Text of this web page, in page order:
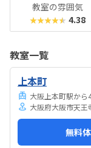
教室の雰囲気
★★★★★ 4.38
教室一覧
上本町
大阪上本町駅から
大阪府大阪市天
無料